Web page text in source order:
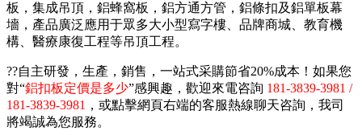
板，集成吊頂，鋁蜂窩板，鋁方通方管，鋁條扣及鋁單板幕
墻，產品廣泛應用于眾多大小型寫字樓、品牌商城、教育機
構、醫療康復工程等吊頂工程。
??自主研發，生產，銷售，一站式采購節省20%成本！如果您
對“鋁扣板定價是多少”感興趣，歡迎來電咨詢 181-3839-3981 /
181-3839-3981 ，或點擊網頁右端的客服熱線聊天咨詢，我司
將竭誠為您服務。